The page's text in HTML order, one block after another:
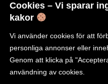
Cookies – Vi sparar
kakor
Vi använder cookies för att
personliga annonser eller
Genom att klicka på
användning av cookies.
ARTIKELNR:GWS100 ETIKETT: